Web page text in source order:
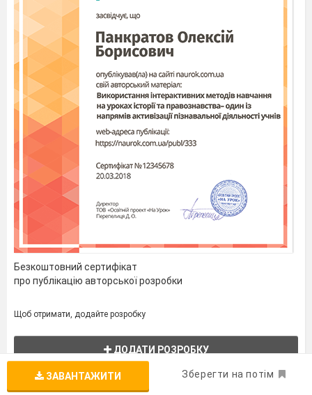
Безкоштовний сертифікат
про публікацію авторської розробки
Щоб отримати, додайте розробку
ДОДАТИ РОЗРОБКУ
ЗАВАНТАЖИТИ Зберегти на потім